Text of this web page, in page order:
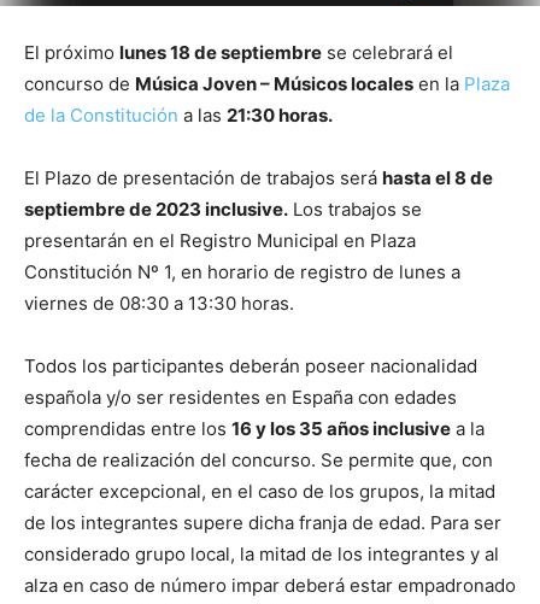
El próximo lunes 18 de septiembre se celebrará el
concurso de Música Joven – Músicos locales en la Plaza
de la Constitución a las 21:30 horas.
El Plazo de presentación de trabajos será hasta el 8 de
septiembre de 2023 inclusive. Los trabajos se
presentarán en el Registro Municipal en Plaza
Constitución Nº 1, en horario de registro de lunes a
viernes de 08:30 a 13:30 horas.
Todos los participantes deberán poseer nacionalidad
española y/o ser residentes en España con edades
comprendidas entre los 16 y los 35 años inclusive a la
fecha de realización del concurso. Se permite que, con
carácter excepcional, en el caso de los grupos, la mitad
de los integrantes supere dicha franja de edad. Para ser
considerado grupo local, la mitad de los integrantes y al
alza en caso de número impar deberá estar empadronado